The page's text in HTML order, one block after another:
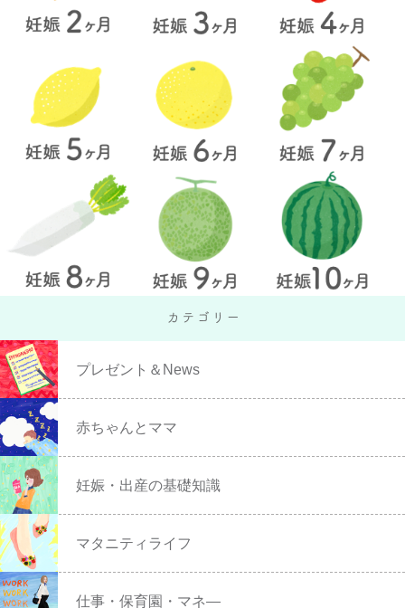
プレゼント＆News
赤ちゃんとママ
妊娠・出産の基礎知識
マタニティライフ
仕事・保育園・マネ―